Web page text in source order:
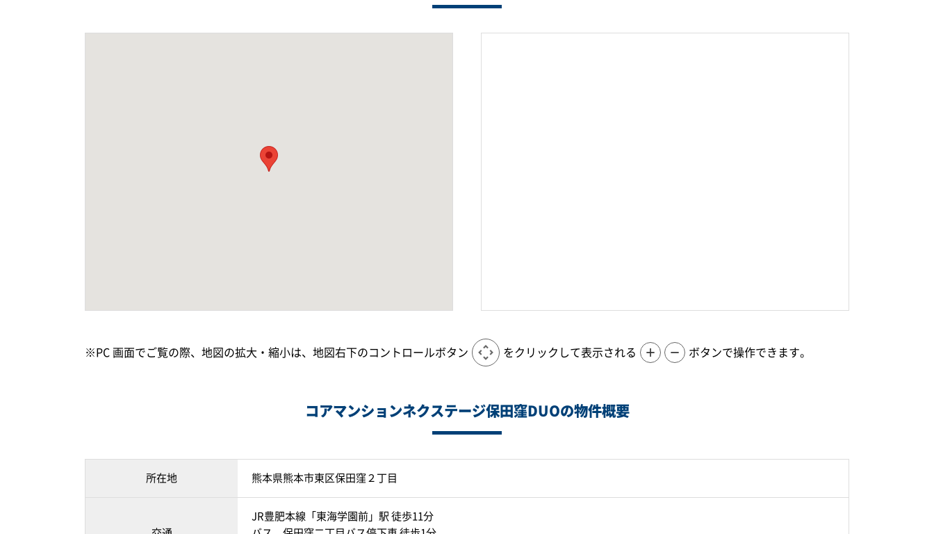
※PC 画面でご覧の際、地図の拡大・縮小は、地図右下のコントロールボタン をクリックして表示される ＋ － ボタンで操作できます。
コアマンションネクステージ保田窪DUOの物件概要
所在地 熊本県熊本市東区保田窪２丁目
JR豊肥本線「東海学園前」駅 徒歩11分